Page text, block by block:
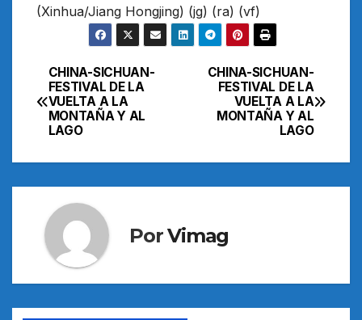
(Xinhua/Jiang Hongjing) (jg) (ra) (vf)
Navegación
de
CHINA-SICHUAN-
FESTIVAL DE LA
VUELTA A LA
MONTAÑA Y AL
LAGO
CHINA-SICHUAN-
FESTIVAL DE LA
VUELTA A LA
MONTAÑA Y AL
LAGO
PorVimag